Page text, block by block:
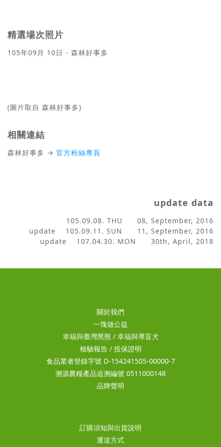
精選場次照片
105年09月 10日 - 森林好事多
(圖片取自 森林好事多)
相關連結
森林好事多 → 官方粉絲專頁
update data
105.09.08. THU 08, September, 2016
update 105.09.11. SUN 11, September, 2016
update 107.04.30. MON 30th, April, 2018
關於我們
一塊做公益
幸福與臺灣黑熊 / 幸福與導盲犬
檢驗報告/ 投保證明
食品業者登錄字號 D-154241505-00000-7
溯源農糧產品追溯編號 0511000148
品牌聲明
訂購須知與出貨說明
運送方式